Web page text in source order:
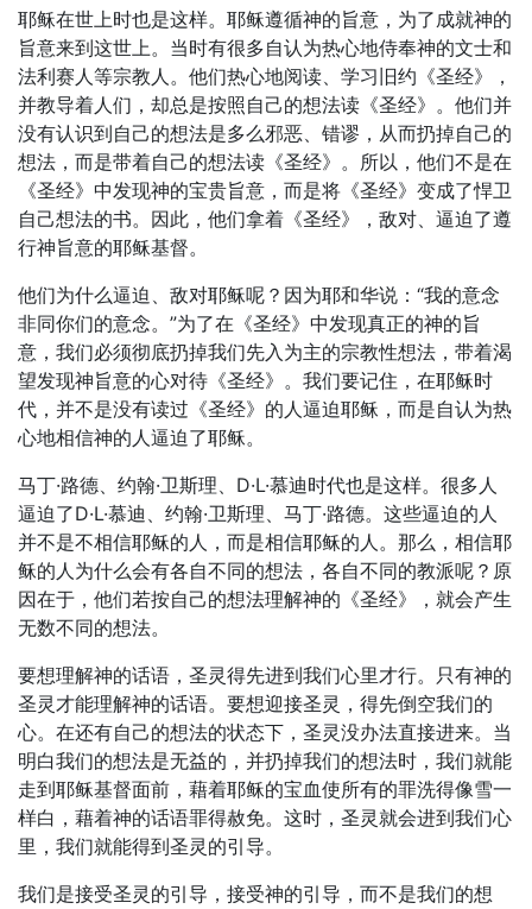
耶稣在世上时也是这样。耶稣遵循神的旨意，为了成就神的
旨意来到这世上。当时有很多自认为热心地侍奉神的文士和
法利赛人等宗教人。他们热心地阅读、学习旧约《圣经》，
并教导着人们，却总是按照自己的想法读《圣经》。他们并
没有认识到自己的想法是多么邪恶、错谬，从而扔掉自己的
想法，而是带着自己的想法读《圣经》。所以，他们不是在
《圣经》中发现神的宝贵旨意，而是将《圣经》变成了悍卫
自己想法的书。因此，他们拿着《圣经》，敌对、逼迫了遵
行神旨意的耶稣基督。
他们为什么逼迫、敌对耶稣呢？因为耶和华说：“我的意念
非同你们的意念。”为了在《圣经》中发现真正的神的旨
意，我们必须彻底扔掉我们先入为主的宗教性想法，带着渴
望发现神旨意的心对待《圣经》。我们要记住，在耶稣时
代，并不是没有读过《圣经》的人逼迫耶稣，而是自认为热
心地相信神的人逼迫了耶稣。
马丁·路德、约翰·卫斯理、D·L·慕迪时代也是这样。很多人
逼迫了D·L·慕迪、约翰·卫斯理、马丁·路德。这些逼迫的人
并不是不相信耶稣的人，而是相信耶稣的人。那么，相信耶
稣的人为什么会有各自不同的想法，各自不同的教派呢？原
因在于，他们若按自己的想法理解神的《圣经》，就会产生
无数不同的想法。
要想理解神的话语，圣灵得先进到我们心里才行。只有神的
圣灵才能理解神的话语。要想迎接圣灵，得先倒空我们的
心。在还有自己的想法的状态下，圣灵没办法直接进来。当
明白我们的想法是无益的，并扔掉我们的想法时，我们就能
走到耶稣基督面前，藉着耶稣的宝血使所有的罪洗得像雪一
样白，藉着神的话语罪得赦免。这时，圣灵就会进到我们心
里，我们就能得到圣灵的引导。
我们是接受圣灵的引导，接受神的引导，而不是我们的想